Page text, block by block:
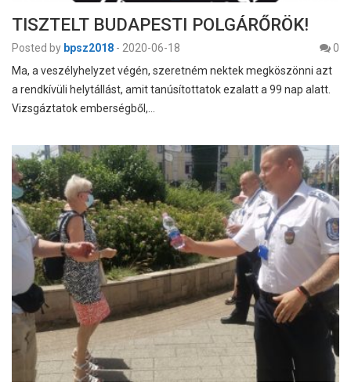
TISZTELT BUDAPESTI POLGÁRŐRÖK!
Posted by bpsz2018 - 2020-06-18
0
Ma, a veszélyhelyzet végén, szeretném nektek megköszönni azt
a rendkívüli helytállást, amit tanúsítottatok ezalatt a 99 nap alatt.
Vizsgáztatok emberségből,…